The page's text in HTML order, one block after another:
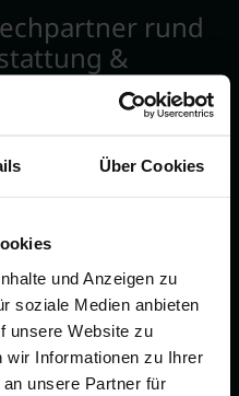
Über Cookies
und Anzeigen zu
soziale Medien anbieten
unsere Website zu
wir Informationen zu Ihrer
unsere Partner für
rund
&
lassen
BESTATTER
Portal
registrieren